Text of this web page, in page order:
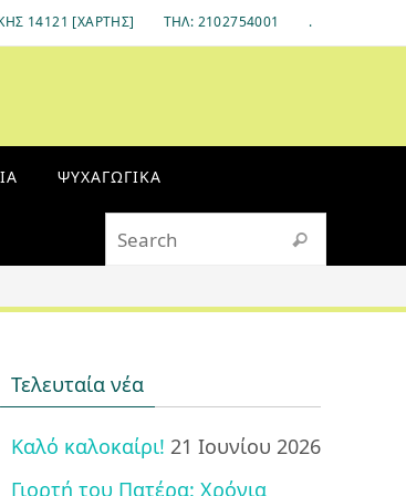
14121 [ΧΆΡΤΗΣ] ΤΗΛ: 2102754001 .
ΨΥΧΑΓΩΓΙΚΆ
Search
Τελευταία νέα
Καλό καλοκαίρι! 21 Ιουνίου 2026
Γιορτή του Πατέρα: Χρόνια